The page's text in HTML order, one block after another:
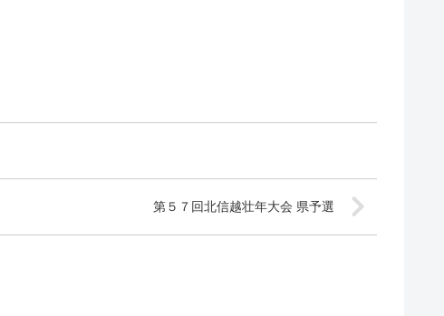
第５７回北信越壮年大会 県予選